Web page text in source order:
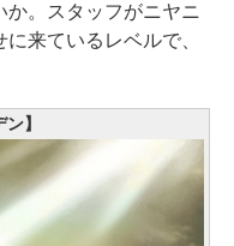
か。スタッフがニヤニ
来ているレベルで、
】